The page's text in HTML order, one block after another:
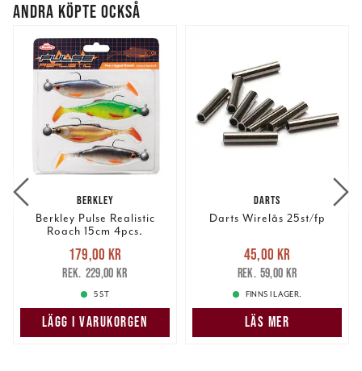
ANDRA KÖPTE OCKSÅ
BERKLEY
Berkley Pulse Realistic
Roach 15cm 4pcs.
Nuvarande pris
179,00 krTidigare pris
229,00 kr
179,00 kr
229,00 kr
5 ST
LÄGG I VARUKORGEN
DARTS
Darts Wirelås 25st/fp
Nuvarande pris
45,00 krTidigare pris
59,00 kr
45,00 kr
59,00 kr
FINNS I LAGER.
LÄS MER